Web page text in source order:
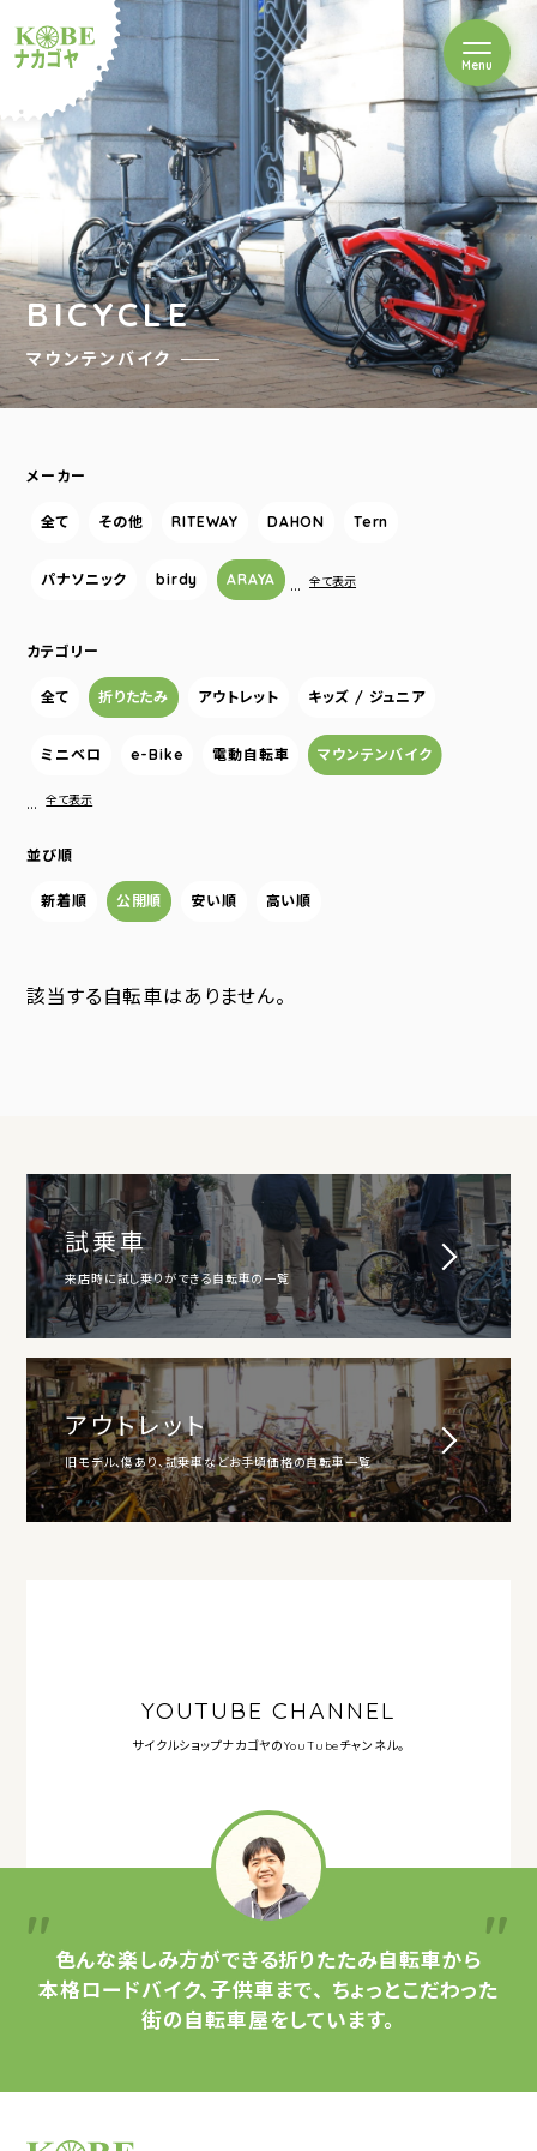
ルショップナカゴヤ
Menuを開閉
BICYCLE
マウンテンバイク
メーカー
全て その他 RITEWAY DAHON Tern
パナソニック birdy ARAYA … 全て表示
カテゴリー
全て 折りたたみ アウトレット キッズ / ジュニア
ミニベロ e-Bike 電動自転車 マウンテンバイク
… 全て表示
並び順
新着順 公開順 安い順 高い順
該当する自転車はありません。
試乗車
来店時に試し乗りができる自転車の一覧
アウトレット
旧モデル、傷あり、試乗車などお手頃価格の自転車一覧
YOUTUBE CHANNEL
サイクルショップナカゴヤのYouTubeチャンネル。
色んな楽しみ方ができる折りたたみ自転車から
本格ロードバイク、子供車まで、 ちょっとこだわった
街の自転車屋をしています。